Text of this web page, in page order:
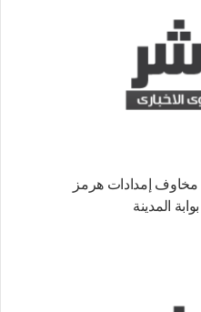
مخاوف إمدادات هرمز
المدينة